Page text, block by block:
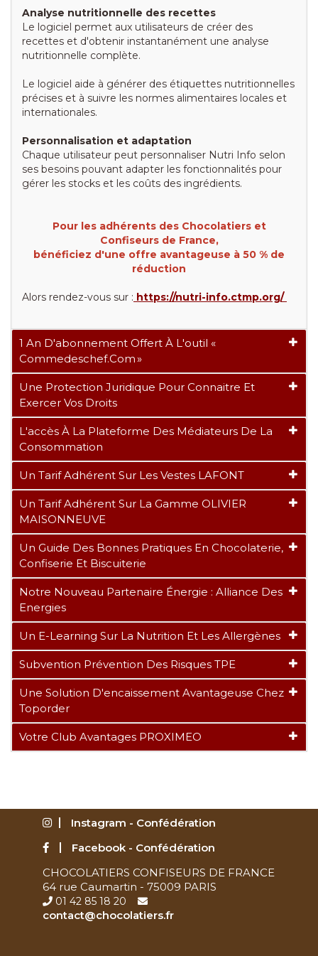
Analyse nutritionnelle des recettes
Le logiciel permet aux utilisateurs de créer des
recettes et d'obtenir instantanément une analyse
nutritionnelle complète.
Le logiciel aide à générer des étiquettes nutritionnelles
précises et à suivre les normes alimentaires locales et
internationales.
Personnalisation et adaptation
Chaque utilisateur peut personnaliser Nutri Info selon
ses besoins pouvant adapter les fonctionnalités pour
gérer les stocks et les coûts des ingrédients.
Pour les adhérents des Chocolatiers et
Confiseurs de France,
bénéficiez d'une offre avantageuse à 50 % de
réduction
Alors rendez-vous sur : https://nutri-info.ctmp.org/
1 An D'abonnement Offert À L'outil «
Commedeschef.com »
Une Protection Juridique Pour Connaitre Et
Exercer Vos Droits
L'accès À La Plateforme Des Médiateurs De La
Consommation
Un Tarif Adhérent Sur Les Vestes LAFONT
Un Tarif Adhérent Sur La Gamme OLIVIER
MAISONNEUVE
Un Guide Des Bonnes Pratiques En Chocolaterie,
Confiserie Et Biscuiterie
Notre Nouveau Partenaire Énergie : Alliance Des
Energies
Un E-Learning Sur La Nutrition Et Les Allergènes
Subvention Prévention Des Risques TPE
Une Solution D'encaissement Avantageuse Chez
Toporder
Votre Club Avantages PROXIMEO
Instagram - Confédération
Facebook - Confédération
CHOCOLATIERS CONFISEURS DE FRANCE
64 rue Caumartin - 75009 PARIS
01 42 85 18 20
contact@chocolatiers.fr